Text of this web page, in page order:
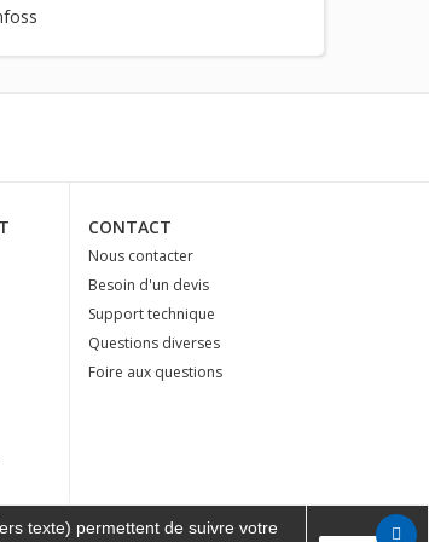
CONTACT
Nous contacter
Besoin d'un devis
Support technique
Questions diverses
Foire aux questions
texte) permettent de suivre votre